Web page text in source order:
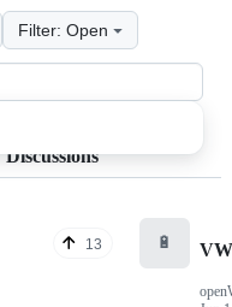
Filter: Open
Discussions
13 🔋